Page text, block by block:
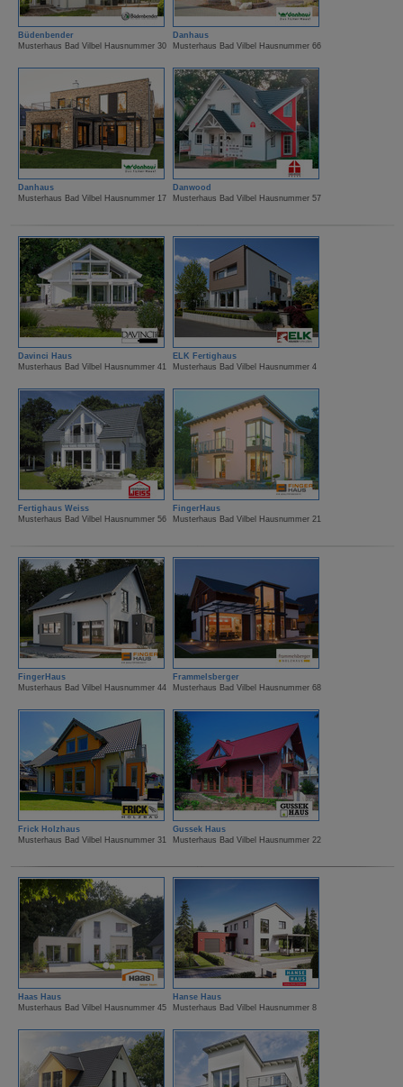
Büdenbender
Musterhaus Bad Vilbel Hausnummer 30
Danhaus
Musterhaus Bad Vilbel Hausnummer 66
Danhaus
Musterhaus Bad Vilbel Hausnummer 17
Danwood
Musterhaus Bad Vilbel Hausnummer 57
Davinci Haus
Musterhaus Bad Vilbel Hausnummer 41
ELK Fertighaus
Musterhaus Bad Vilbel Hausnummer 4
Fertighaus Weiss
Musterhaus Bad Vilbel Hausnummer 56
FingerHaus
Musterhaus Bad Vilbel Hausnummer 21
FingerHaus
Musterhaus Bad Vilbel Hausnummer 44
Frammelsberger
Musterhaus Bad Vilbel Hausnummer 68
Frick Holzhaus
Musterhaus Bad Vilbel Hausnummer 31
Gussek Haus
Musterhaus Bad Vilbel Hausnummer 22
Haas Haus
Musterhaus Bad Vilbel Hausnummer 45
Hanse Haus
Musterhaus Bad Vilbel Hausnummer 8